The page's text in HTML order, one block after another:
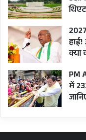
भारत निर्वाचन आयोग
मतदान करने के अपने
विभिन्न राज्यों/केंद्र
अलग-अलग होने को
सुधार लाने और
सुनिश्चित करने की
प्रवासन (घरेलू
मतदान न कर पाना
आवश्यक है।
क्या
PM
में